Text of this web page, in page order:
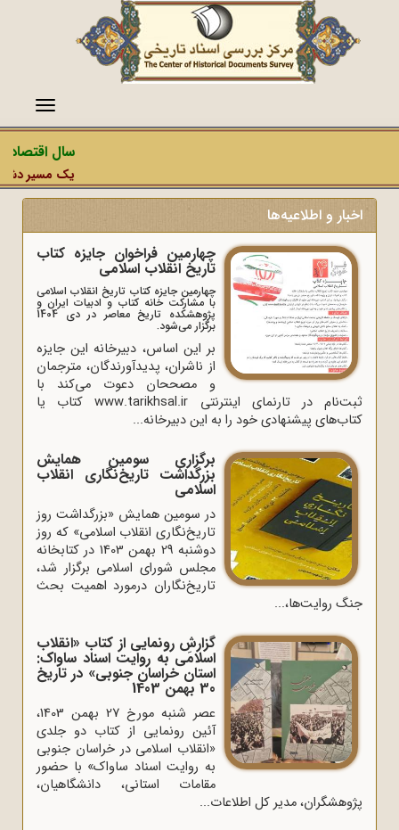
منو
سال
یک مسیر
اخبار و اطلاعیه‌ها
چهارمین فراخوان جایزه کتاب
تاریخ انقلاب اسلامی
چهارمین جایزه کتاب تاریخ انقلاب اسلامی
با مشارکت خانه کتاب و ادبیات ایران و
پژوهشکده تاریخ معاصر در دی 1404
برگزار می‌شود.
بر این اساس، دبیرخانه این جایزه
از ناشران، پدیدآورندگان، مترجمان
و مصححان دعوت می‌کند با
ثبت‌نام در تارنمای اینترنتی www.tarikhsal.ir کتاب یا
کتاب‌های پیشنهادی خود را به این دبیرخانه...
برگزاری سومین همایش
بزرگداشت تاریخ‌نگاری انقلاب
اسلامی
در سومین همایش «بزرگداشت روز
تاریخ‌نگاری انقلاب اسلامی» که روز
دوشنبه 29 بهمن 1403 در کتابخانه
مجلس شورای اسلامی برگزار شد،
تاریخ‌نگاران درمورد اهمیت بحث
جنگ روایت‌ها،...
گزارشِ رونمایی از کتاب «انقلاب
اسلامی به روایت اسناد ساواک:
استان خراسان جنوبی» در تاریخ
30 بهمن 1403
عصر شنبه مورخ 27 بهمن 1403،
آئین رونمایی از کتاب دو جلدی
«انقلاب اسلامی در خراسان جنوبی
به روایت اسناد ساواک» با حضور
مقامات استانی، دانشگاهیان،
پژوهشگران، مدیر کل اطلاعات...